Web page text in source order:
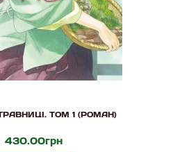
ТОМ 1 (РОМАН)
430.00грн